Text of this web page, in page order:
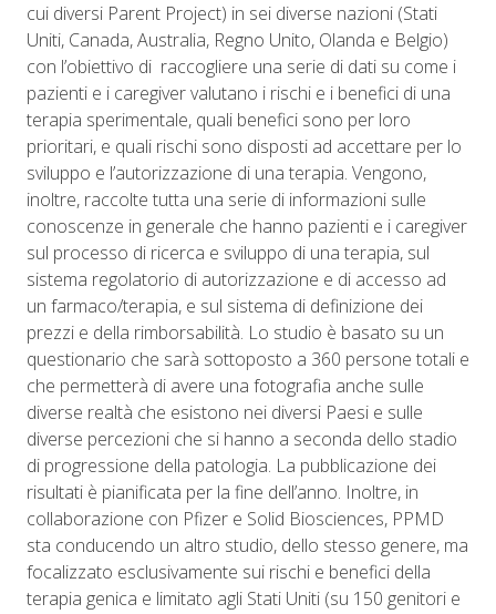
cui diversi Parent Project) in sei diverse nazioni (Stati
Uniti, Canada, Australia, Regno Unito, Olanda e Belgio)
con l’obiettivo di raccogliere una serie di dati su come i
pazienti e i caregiver valutano i rischi e i benefici di una
terapia sperimentale, quali benefici sono per loro
prioritari, e quali rischi sono disposti ad accettare per lo
sviluppo e l’autorizzazione di una terapia. Vengono,
inoltre, raccolte tutta una serie di informazioni sulle
conoscenze in generale che hanno pazienti e i caregiver
sul processo di ricerca e sviluppo di una terapia, sul
sistema regolatorio di autorizzazione e di accesso ad
un farmaco/terapia, e sul sistema di definizione dei
prezzi e della rimborsabilità. Lo studio è basato su un
questionario che sarà sottoposto a 360 persone totali e
che permetterà di avere una fotografia anche sulle
diverse realtà che esistono nei diversi Paesi e sulle
diverse percezioni che si hanno a seconda dello stadio
di progressione della patologia. La pubblicazione dei
risultati è pianificata per la fine dell’anno. Inoltre, in
collaborazione con Pfizer e Solid Biosciences, PPMD
sta conducendo un altro studio, dello stesso genere, ma
focalizzato esclusivamente sui rischi e benefici della
terapia genica e limitato agli Stati Uniti (su 150 genitori e